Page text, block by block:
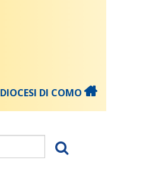
DIOCESI DI COMO